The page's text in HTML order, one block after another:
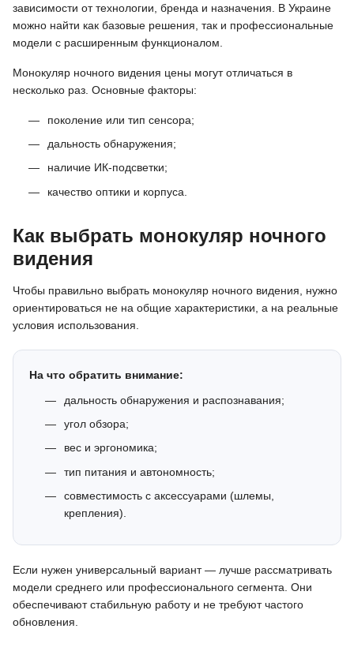
зависимости от технологии, бренда и назначения. В Украине
можно найти как базовые решения, так и профессиональные
модели с расширенным функционалом.
Монокуляр ночного видения цены могут отличаться в
несколько раз. Основные факторы:
поколение или тип сенсора;
дальность обнаружения;
наличие ИК-подсветки;
качество оптики и корпуса.
Как выбрать монокуляр ночного
видения
Чтобы правильно выбрать монокуляр ночного видения, нужно
ориентироваться не на общие характеристики, а на реальные
условия использования.
На что обратить внимание:
дальность обнаружения и распознавания;
угол обзора;
вес и эргономика;
тип питания и автономность;
совместимость с аксессуарами (шлемы,
крепления).
Если нужен универсальный вариант — лучше рассматривать
модели среднего или профессионального сегмента. Они
обеспечивают стабильную работу и не требуют частого
обновления.